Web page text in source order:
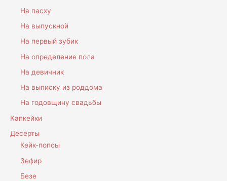
На пасху
На выпускной
На первый зубик
На определение пола
На девичник
На выписку из роддома
На годовщину свадьбы
Капкейки
Десерты
Кейк-попсы
Зефир
Безе